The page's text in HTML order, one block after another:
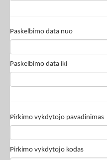
Paskelbimo data nuo
Paskelbimo data iki
Pirkimo vykdytojo pavadinimas
Pirkimo vykdytojo kodas